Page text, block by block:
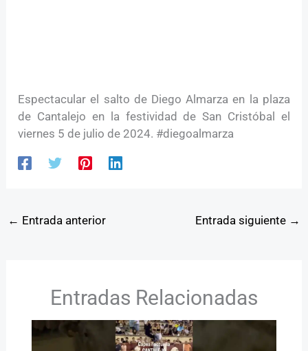
Espectacular el salto de Diego Almarza en la plaza
de Cantalejo en la festividad de San Cristóbal el
viernes 5 de julio de 2024. #diegoalmarza
← Entrada anterior Entrada siguiente →
Entradas Relacionadas